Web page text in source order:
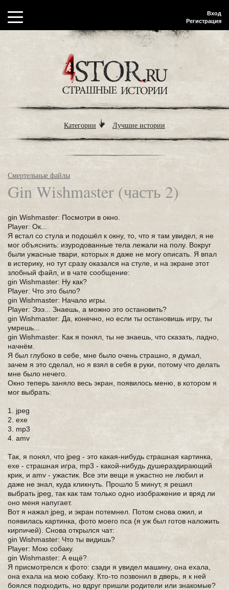
Вход
Регистрация
Категории Лучшие истории
Смертельные файлы
Gin Wishmaster (часть 2)
gin Wishmaster: Посмотри в окно.
Player: Ок...
Я встал со стула и подошёл к окну, то, что я там увидел, я не
мог объяснить: изуродованные тела лежали на полу. Вокруг
были ужасные твари, которых я даже не могу описать. Я впал
в истерику, но тут сразу оказался на стуле, и на экране этот
злобный файл, и в чате сообщение:
gin Wishmaster: Ну как?
Player: Что это было?
gin Wishmaster: Начало игры.
Player: Эээ... Знаешь, а можно это остановить?
gin Wishmaster: Да, конечно, но если ты остановишь игру, ты
умрешь...
gin Wishmaster: Как я понял, ты не знаешь, что сказать, ладно,
начнём.
Я был глубоко в себе, мне было очень страшно, я думал,
зачем я это сделал, но я взял в себя в руки, потому что делать
мне было нечего.
Окно теперь заняло весь экран, появилось меню, в котором я
мог выбрать:
1. jpeg
2. exe
3. mp3
4. amv
Так, я понял, что jpeg - это какая-нибудь страшная картинка,
exe - страшная игра, mp3 - какой-нибудь душераздирающий
крик, и amv - ужастик. Все эти вещи я ужастно не любил и
даже не знал, куда кликнуть. Прошло 5 минут, я решил
выбрать jpeg, так как там только одно изображение и вряд ли
оно меня напугает.
Вот я нажал jpeg, и экран потемнел. Потом снова ожил, и
появилась картинка, фото моего пса (я уж был готов наложить
кирпичей). Снова открылся чат:
gin Wishmaster: Что ты видишь?
Player: Мою собаку.
gin Wishmaster: А ещё?
Я присмотрелся к фото: сзади я увидел машину, она ехала,
она ехала на мою собаку. Кто-то позвонил в дверь, я к ней
боялся подходить, но вдруг пришли родители или знакомые?